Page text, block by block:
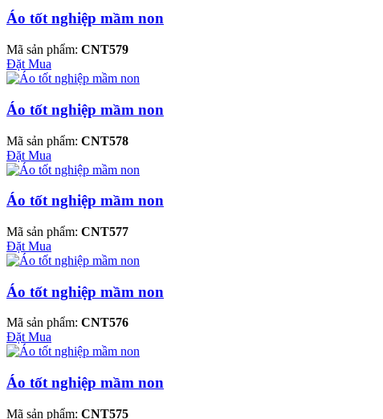
Áo tốt nghiệp mầm non
Mã sản phẩm: CNT579
Đặt Mua
Áo tốt nghiệp mầm non
Mã sản phẩm: CNT578
Đặt Mua
Áo tốt nghiệp mầm non
Mã sản phẩm: CNT577
Đặt Mua
Áo tốt nghiệp mầm non
Mã sản phẩm: CNT576
Đặt Mua
Áo tốt nghiệp mầm non
Mã sản phẩm: CNT575